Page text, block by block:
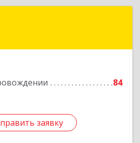
84
заявку
Подробнее
заявку